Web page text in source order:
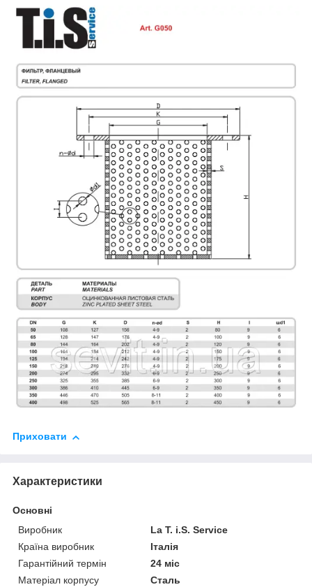
Приховати
Характеристики
Основні
Виробник
La T. i.S. Service
Країна виробник
Італія
Гарантійний термін
24 міс
Матеріал корпусу
Сталь